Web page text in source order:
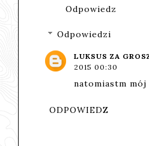
Odpowiedz
Odpowiedzi
LUKSUS ZA
2015 00:30
natomiastm mój
ODPOWIEDZ